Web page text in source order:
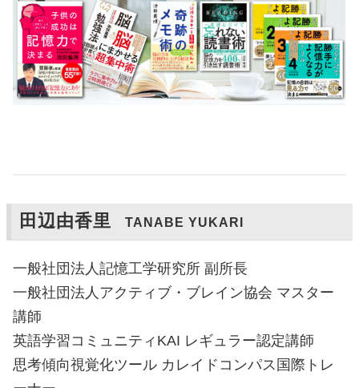
田辺由香里 TANABE YUKARI
一般社団法人記憶工学研究所 副所長
一般社団法人アクティブ・ブレイン協会 マスター
講師
英語学習コミュニティKAI レギュラー認定講師
思考傾向視覚化ツール カレイドコンパス国際トレ